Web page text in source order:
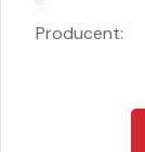
Producent: